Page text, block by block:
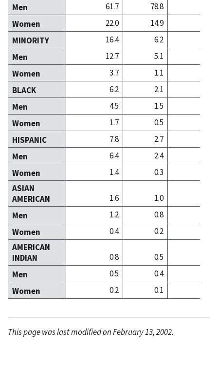
Men
61.7 78.8
Women
22.0 14.9
MINORITY
16.4 6.2
Men
12.7 5.1
Women
3.7 1.1
BLACK
6.2 2.1
Men
4.5 1.5
Women
1.7 0.5
HISPANIC
7.8 2.7
Men
6.4 2.4
Women
1.4 0.3
ASIAN
AMERICAN
1.6 1.0
Men
1.2 0.8
Women
0.4 0.2
AMERICAN
INDIAN
0.8 0.5
Men
0.5 0.4
Women
0.2 0.1
This page was last modified on February 13, 2002.